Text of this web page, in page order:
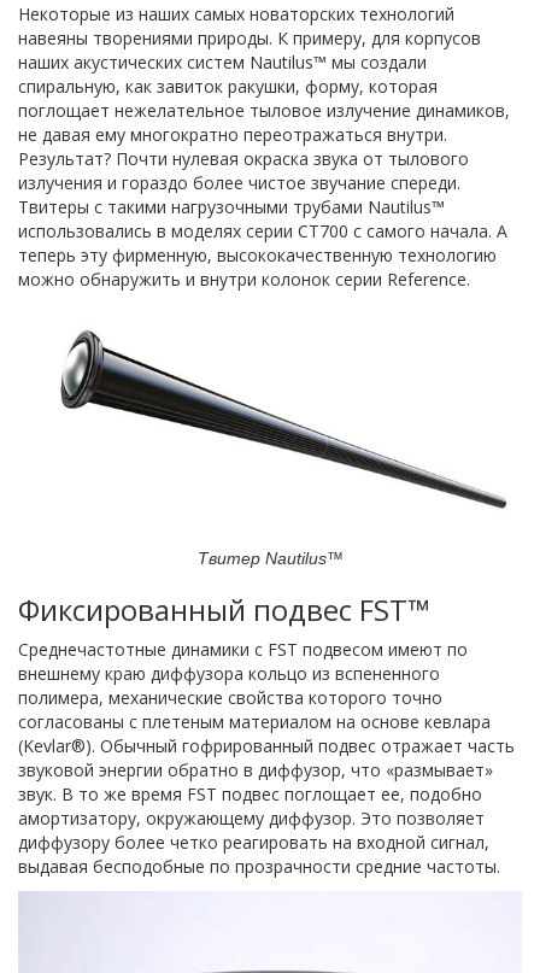
Некоторые из наших самых новаторских технологий
навеяны творениями природы. К примеру, для корпусов
наших акустических систем Nautilus™ мы создали
спиральную, как завиток ракушки, форму, которая
поглощает нежелательное тыловое излучение динамиков,
не давая ему многократно переотражаться внутри.
Результат? Почти нулевая окраска звука от тылового
излучения и гораздо более чистое звучание спереди.
Твитеры с такими нагрузочными трубами Nautilus™
использовались в моделях серии CT700 с самого начала. А
теперь эту фирменную, высококачественную технологию
можно обнаружить и внутри колонок серии Reference.
Твитер Nautilus™
Фиксированный подвес FST™
Среднечастотные динамики с FST подвесом имеют по
внешнему краю диффузора кольцо из вспененного
полимера, механические свойства которого точно
согласованы с плетеным материалом на основе кевлара
(Kevlar®). Обычный гофрированный подвес отражает часть
звуковой энергии обратно в диффузор, что «размывает»
звук. В то же время FST подвес поглощает ее, подобно
амортизатору, окружающему диффузор. Это позволяет
диффузору более четко реагировать на входной сигнал,
выдавая бесподобные по прозрачности средние частоты.